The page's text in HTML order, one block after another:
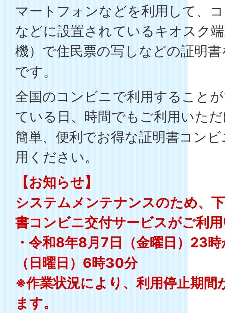
マートフォンなどを利用して、
などに設置されているキオスク
機）で住民票の写しなどの証明
です。
全国のコンビニで利用すること
ている日、時間でもご利用いた
簡単、便利でお得な証明書コン
用ください。
【お知らせ】
システムメンテナンスのため、
書コンビニ交付サービスがご利
・令和8年8月7日（金曜日）23
（日曜日）6時30分
※作業状況により、利用停止期間
ます。